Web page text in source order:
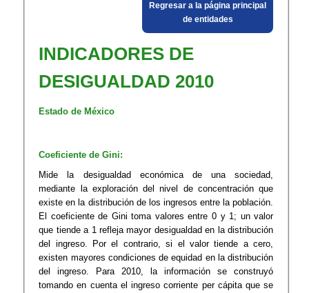
​Regresar a la página principal
de entidades​
INDICADORES DE
DESIGUALDAD 2010
Estado de México
Coeficiente de Gini:
Mide la desigualdad económica de una sociedad,
mediante la exploración del nivel de concentración que
existe en la distribución de los ingresos entre la población.
El coeficiente de Gini toma valores entre 0 y 1; un valor
que tiende a 1 refleja mayor desigualdad en la distribución
del ingreso. Por el contrario, si el valor tiende a cero,
existen mayores condiciones de equidad en la distribución
del ingreso. Para 2010, la información se construyó
tomando en cuenta el ingreso corriente per cápita que se